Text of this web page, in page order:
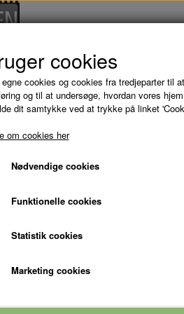
JULEMANDENS DATTER 3:
cookies
cookies og cookies fra tredjeparter til
og til at undersøge, hvordan vores
dit samtykke ved at trykke på linket
om cookies her
Nødvendige cookies
Funktionelle cookies
Statistik cookies
Marketing cookies